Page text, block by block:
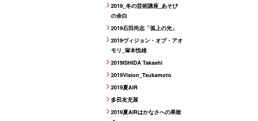
2019_冬の芸術講座_あそび
の余白
2019石田尚志「弧上の光」
2019ヴィジョン・オブ・アオ
モリ_塚本悦雄
2019ISHIDA Takashi
2019Vision_Tsukamoto
2019夏AIR
多田友充展
2019夏AIRはかなさへの果敢